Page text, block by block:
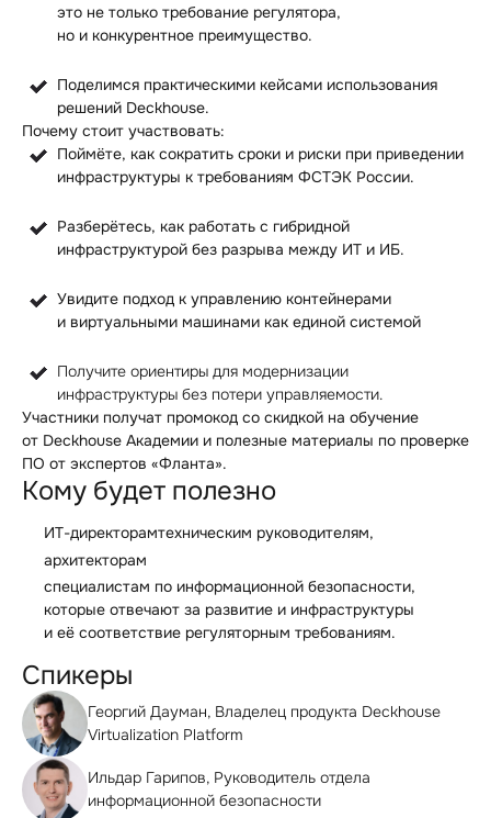
это не только требование регулятора,
но и конкурентное преимущество.
Поделимся практическими кейсами использования
решений Deckhouse.
Почему стоит участвовать:
Поймёте, как сократить сроки и риски при приведении
инфраструктуры к требованиям ФСТЭК России.
Разберётесь, как работать с гибридной
инфраструктурой без разрыва между ИТ и ИБ.
Увидите подход к управлению контейнерами
и виртуальными машинами как единой системой
Получите ориентиры для модернизации
инфраструктуры без потери управляемости.
Участники получат промокод со скидкой на обучение
от Deckhouse Академии и полезные материалы по проверке
ПО от экспертов «Фланта».
Кому будет полезно
ИТ⁠-⁠директорамтехническим руководителям,
архитекторам
специалистам по информационной безопасности,
которые отвечают за развитие и инфраструктуры
и её соответствие регуляторным требованиям.
Спикеры
Георгий Дауман, Владелец продукта Deckhouse
Virtualization Platform
Ильдар Гарипов, Руководитель отдела
информационной безопасности